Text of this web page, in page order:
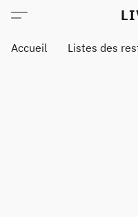
Accueil Listes des